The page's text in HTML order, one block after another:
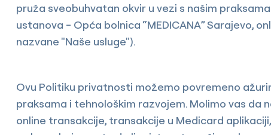
pruža sveobuhvatan okvir u vezi s našim
ustanova - Opća bolnica “MEDICANA” Sarajevo,
nazvane "Naše usluge").
Ovu Politiku privatnosti možemo povremeno
praksama i tehnološkim razvojem. Molimo vas
online transakcije, transakcije u Medicard